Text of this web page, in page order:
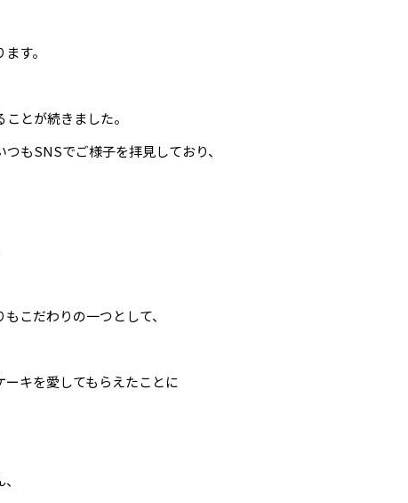
す。
とが続きました。
もSNSでご様子を拝見しており、
こだわりの一つとして、
キを愛してもらえたことに